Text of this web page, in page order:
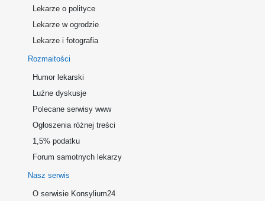
Lekarze o polityce
Lekarze w ogrodzie
Lekarze i fotografia
Rozmaitości
Humor lekarski
Luźne dyskusje
Polecane serwisy www
Ogłoszenia różnej treści
1,5% podatku
Forum samotnych lekarzy
Nasz serwis
O serwisie Konsylium24